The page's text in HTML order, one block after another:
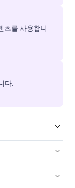
츠를 사용합니
다.